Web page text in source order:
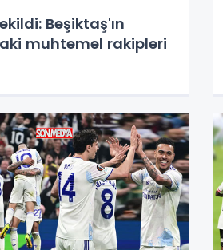
Beşiktaş'ın
muhtemel rakipleri